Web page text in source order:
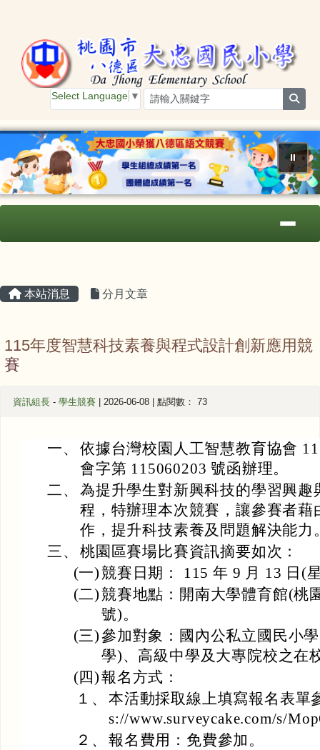
Select Language ▼
⏸
本站消息 分月文章
115年度智慧科技素養與程式設計創新應用競
賽
資訊組長 - 學生競賽 | 2026-06-08 | 點閱數： 73
一、 依據台灣校園人工智慧教育協會
會字第 115060203 號函辦理。
二、 為提升學生對新興科技的學習興
程，特辦理本次競賽，讓參賽者
作，提升科技素養及問題解決能力
三、 桃園區賽場比賽資訊摘要如次：
(一)競賽日期： 115 年 9 月 13 日(
(二)競賽地點：開南大學體育館(桃
號)。
(三)參加對象：國內公私立國民小
學)、高級中學及大專院校之在
(四)報名方式：
１、 本活動採取線上填寫報名表單
s://www.surveycake.com/s/
２、 報名費用：免費參加。